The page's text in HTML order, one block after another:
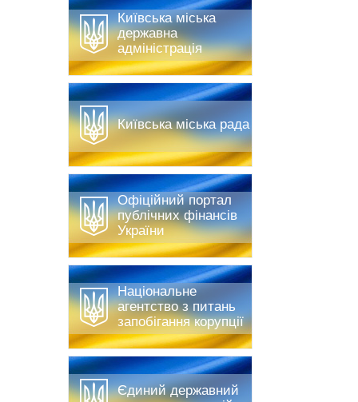
Київська міська
державна
адміністрація
Київська міська рада
Офіційний портал
публічних фінансів
України
Національне
агентство з питань
запобігання корупції
Єдиний державний